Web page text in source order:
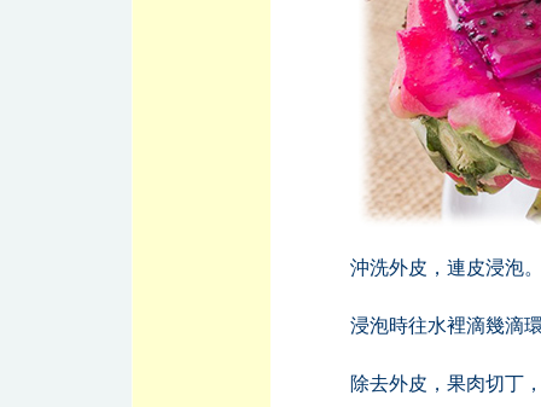
沖洗外皮，連皮浸泡
浸泡時往水裡滴幾滴
除去外皮，果肉切丁